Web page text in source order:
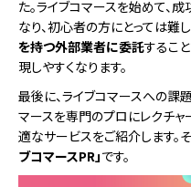
た。​​​​ライブコマースを始めて、
なり、初心者の方にとっては難
を持つ外部業者に委託するこ
現しやすくなります。
最後に、ライブコマースへの課
マースを専門のプロにレクチャ
適なサービスをご紹介します。​​そ
ブコマースPR」です。